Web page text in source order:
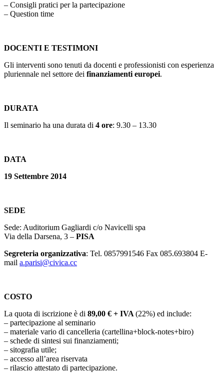
– Consigli pratici per la partecipazione
– Question time
DOCENTI E TESTIMONI
Gli interventi sono tenuti da docenti e professionisti con esperienza
pluriennale nel settore dei finanziamenti europei.
DURATA
Il seminario ha una durata di 4 ore: 9.30 – 13.30
DATA
19 Settembre 2014
SEDE
Sede: Auditorium Gagliardi c/o Navicelli spa
Via della Darsena, 3 – PISA
Segreteria organizzativa: Tel. 0857991546 Fax 085.693804 E-
mail a.parisi@civica.cc
COSTO
La quota di iscrizione è di 89,00 € + IVA (22%) ed include:
– partecipazione al seminario
– materiale vario di cancelleria (cartellina+block-notes+biro)
– schede di sintesi sui finanziamenti;
– sitografia utile;
– accesso all’area riservata
– rilascio attestato di partecipazione.